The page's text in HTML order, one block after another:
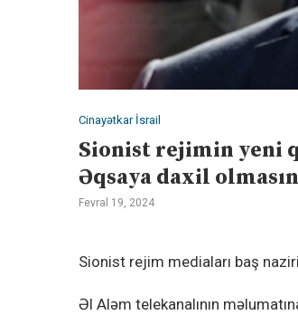
Cinayətkar İsrail
Sionist rejimin yeni
Əqsaya daxil olmasın
Fevral 19, 2024
Sionist rejim mediaları baş
Əl Aləm telekanalının